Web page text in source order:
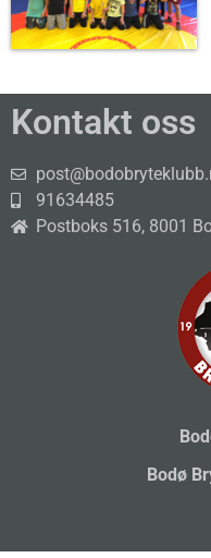
Kontakt oss
91634485
Postboks 516, 8001
Bodø